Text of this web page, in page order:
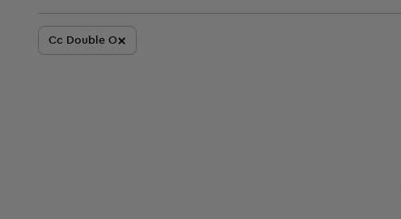
Cc Double O×